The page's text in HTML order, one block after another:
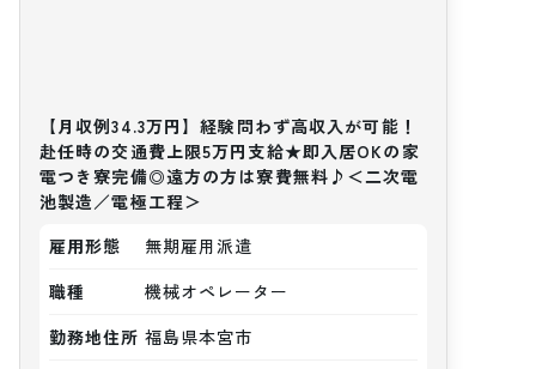
【月収例34.3万円】経験問わず高収入が可能！
赴任時の交通費上限5万円支給★即入居OKの家
電つき寮完備◎遠方の方は寮費無料♪＜二次電
池製造／電極工程＞
雇用形態
無期雇用派遣
職種
機械オペレーター
勤務地住所 福島県本宮市